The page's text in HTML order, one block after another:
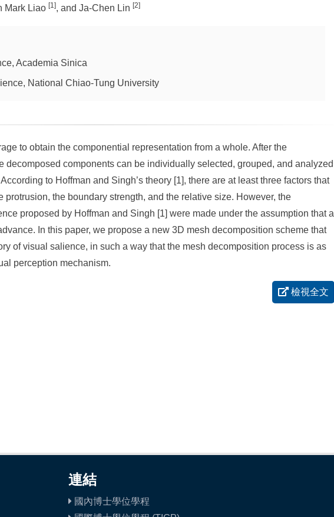
Mark Liao [1], and Ja-Chen Lin [2]
Academia Sinica
National Chiao-Tung University
to obtain the componential representation from a whole. After the
decomposed components can be individually selected, grouped, and analyzed
to Hoffman and Singh’s theory [1], there are at least three factors that
protrusion, the boundary strength, and the relative size. However, the
proposed by Hoffman and Singh [1] were made under the assumption that a
In this paper, we propose a new 3D mesh decomposition scheme that
of visual salience, in such a way that the mesh decomposition process is as
perception mechanism.
檢視全文
連結
國內博士學位學程